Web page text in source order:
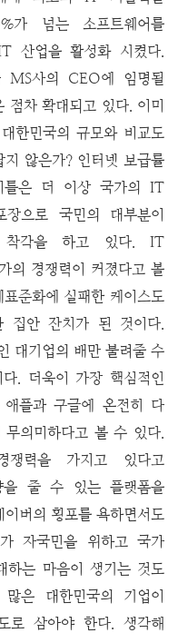
가 넘는 소프트웨어를
산업을 활성화 시켰다.
MS사의 CEO에 임명될
점차 확대되고 있다. 이미
한민국의 규모와 비교도
지 않은가? 인터넷 보급률
틀은 더 이상 국가의 IT
으로 국민의 대부분이
착각을 하고 있다. IT
의 경쟁력이 커졌다고 볼
준화에 실패한 케이스도
집안 잔치가 된 것이다.
대기업의 배만 불려줄 수
. 더욱이 가장 핵심적인
플과 구글에 온전히 다
의미하다고 볼 수 있다.
쟁력을 가지고 있다고
을 줄 수 있는 플랫폼을
버의 횡포를 욕하면서도
자국민을 위하고 국가
하는 마음이 생기는 것도
은 대한민국의 기업이
로 삼아야 한다. 생각해